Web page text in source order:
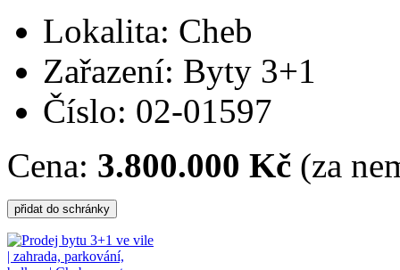
Lokalita: Cheb
Zařazení: Byty 3+1
Číslo: 02-01597
Cena: 3.800.000 Kč (za